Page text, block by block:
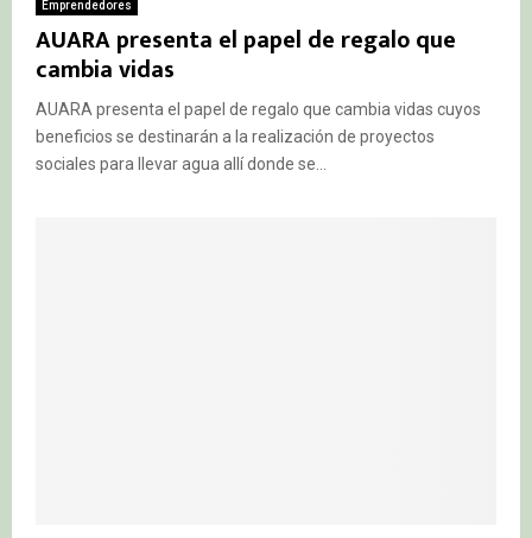
Emprendedores
AUARA presenta el papel de regalo que
cambia vidas
AUARA presenta el papel de regalo que cambia vidas cuyos
beneficios se destinarán a la realización de proyectos
sociales para llevar agua allí donde se...